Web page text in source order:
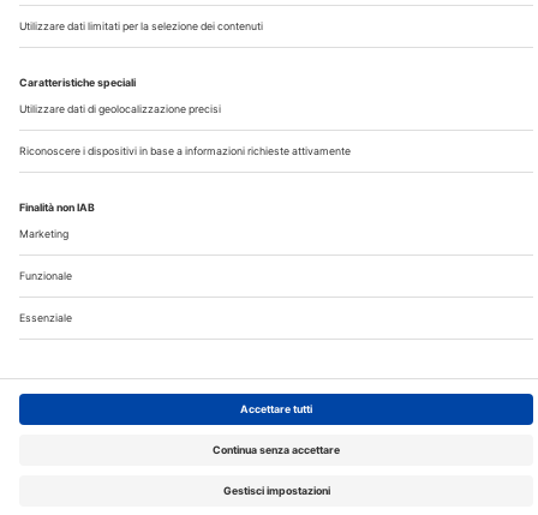
Privacy
©2026 Edra S.p.a | www.edraspa.it | P.iva 08056040960
| Tel. 02/881841 | Sede legale: Viale Enrico Forlanini 21 -
20134 Milano (Italy)
Registrazione Tribunale di Milano n° 5578/2022 del
5/05/2022